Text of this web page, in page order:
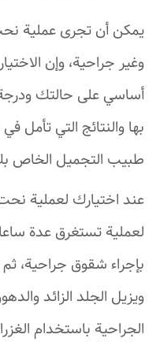
يمكن أن تجرى عملية
وغير جراحية، وإن
أساسي على حالتك
بها والنتائج التي تأمل
طبيب التجميل الخاص
عند اختيارك لعملية
لعملية تستغرق عدة
بإجراء شقوق جراحية،
ويزيل الجلد الزائد
الجراحية باستخدام